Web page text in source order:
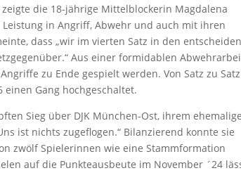
die 18-jährige Mittelblockerin Magdalena
in Angriff, Abwehr und auch mit ihren
dass „wir im vierten Satz in den
Aus einer formidablen
zu Ende gespielt werden. Von Satz zu Satz
einen Gang hochgeschaltet.
Sieg über DJK München-Ost, ihrem
ist nichts zugeflogen.“ Bilanzierend konnte sie
zwölf Spielerinnen wie eine Stammformation
auf die Punkteausbeute im November ´24